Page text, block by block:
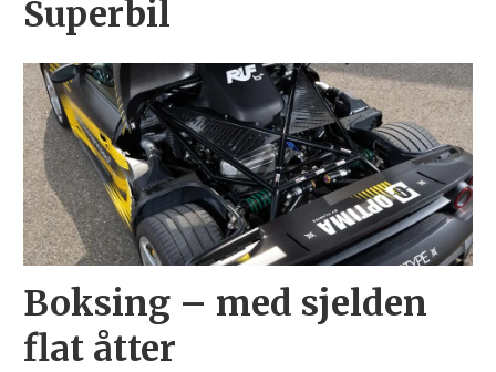
Superbil
Boksing – med sjelden
flat åtter